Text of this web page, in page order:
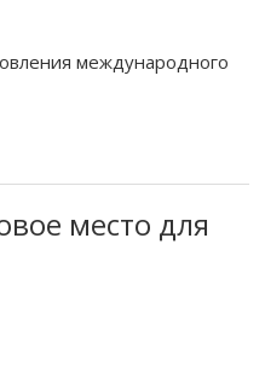
международного
место для